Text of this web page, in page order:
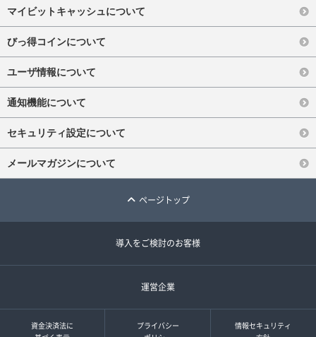
マイビットキャッシュについて
びっ得コインについて
ユーザ情報について
通知機能について
セキュリティ設定について
メールマガジンについて
ページトップ
導入をご検討のお客様
運営企業
資金決済法に
プライバシー
情報セキュリティ